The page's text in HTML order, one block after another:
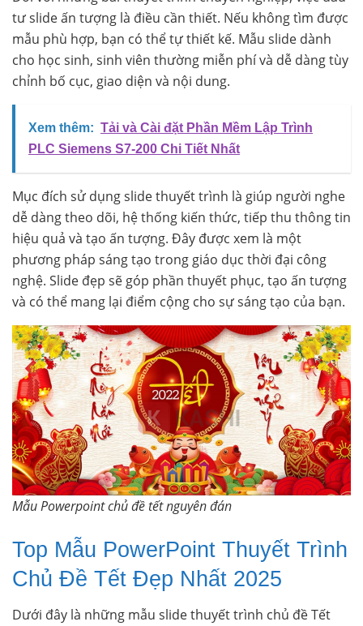
tư slide ấn tượng là điều cần thiết. Nếu không tìm được
mẫu phù hợp, bạn có thể tự thiết kế. Mẫu slide dành
cho học sinh, sinh viên thường miễn phí và dễ dàng tùy
chỉnh bố cục, giao diện và nội dung.
Xem thêm: Tải và Cài đặt Phần Mềm Lập Trình
PLC Siemens S7-200 Chi Tiết Nhất
Mục đích sử dụng slide thuyết trình là giúp người nghe
dễ dàng theo dõi, hệ thống kiến thức, tiếp thu thông tin
hiệu quả và tạo ấn tượng. Đây được xem là một
phương pháp sáng tạo trong giáo dục thời đại công
nghệ. Slide đẹp sẽ góp phần thuyết phục, tạo ấn tượng
và có thể mang lại điểm cộng cho sự sáng tạo của bạn.
Mẫu Powerpoint chủ đề tết nguyên đán
Top Mẫu PowerPoint Thuyết Trình
Chủ Đề Tết Đẹp Nhất 2025
Dưới đây là những mẫu slide thuyết trình chủ đề Tết